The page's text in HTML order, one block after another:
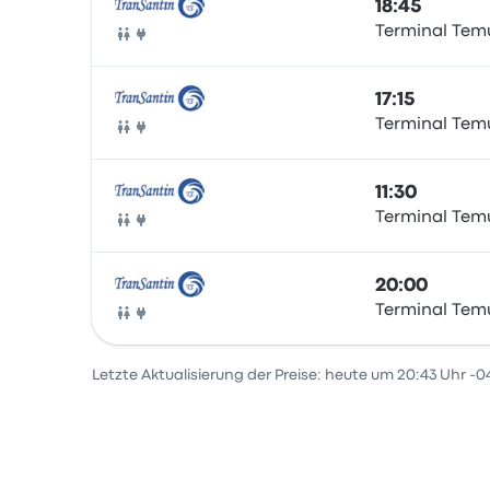
Bus
18:45
Terminal
Bus
17:15
Terminal
Bus
11:30
Terminal
Bus
20:00
Terminal
Letzte Aktualisierung der Preise: heute um 20:43 Uhr -